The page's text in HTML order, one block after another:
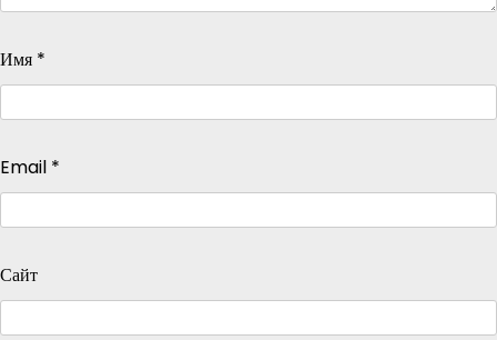
Имя *
Email *
Сайт